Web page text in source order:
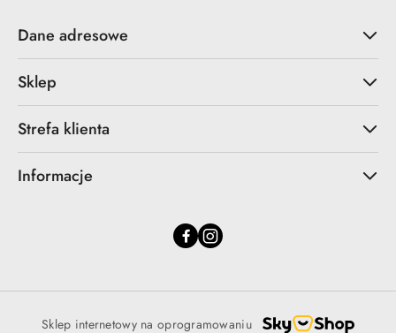
Dane adresowe
Sklep
Strefa klienta
Informacje
Sklep internetowy na oprogramowaniu